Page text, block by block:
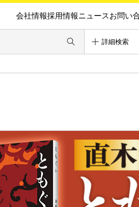
会社情報採用情報ニュースお問い
詳細検索